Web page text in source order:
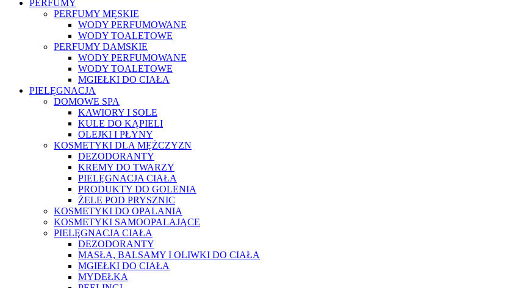
PERFUMY
PERFUMY MĘSKIE
WODY PERFUMOWANE
WODY TOALETOWE
PERFUMY DAMSKIE
WODY PERFUMOWANE
WODY TOALETOWE
MGIEŁKI DO CIAŁA
PIELĘGNACJA
DOMOWE SPA
KAWIORY I SOLE
KULE DO KĄPIELI
OLEJKI I PŁYNY
KOSMETYKI DLA MĘŻCZYZN
DEZODORANTY
KREMY DO TWARZY
PIELĘGNACJA CIAŁA
PRODUKTY DO GOLENIA
ŻELE POD PRYSZNIC
KOSMETYKI DO OPALANIA
KOSMETYKI SAMOOPALAJĄCE
PIELĘGNACJA CIAŁA
DEZODORANTY
MASŁA, BALSAMY I OLIWKI DO CIAŁA
MGIEŁKI DO CIAŁA
MYDEŁKA